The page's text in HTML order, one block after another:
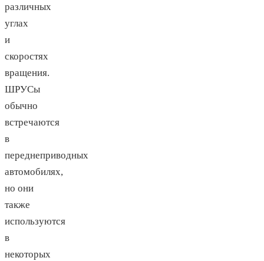
различных
углах
и
скоростях
вращения.
ШРУСы
обычно
встречаются
в
переднеприводных
автомобилях,
но они
также
используются
в
некоторых